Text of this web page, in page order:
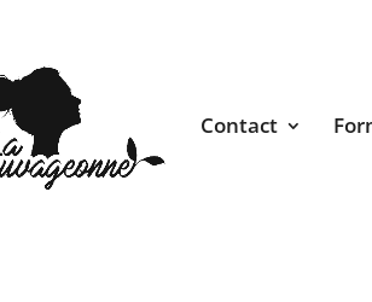
Contact